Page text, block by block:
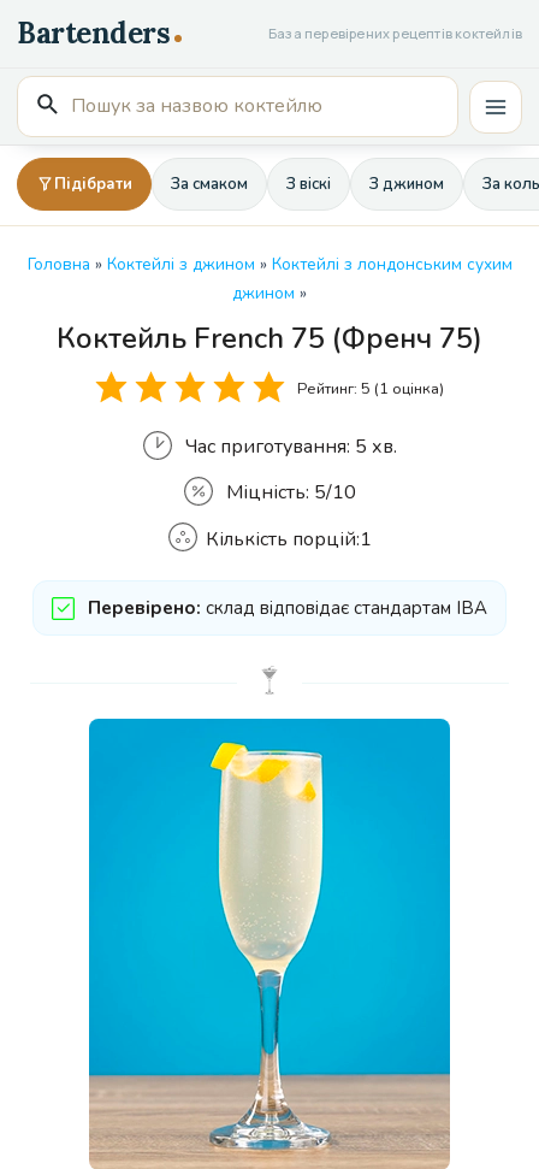
до
вмісту
База перевірених рецептів коктейлів
Пошук
для:
Підібрати За смаком З віскі З джином За
Головна » Коктейлі з джином » Коктейлі з лондонським сухим
джином »
Коктейль French 75 (Френч 75)
Рейтинг:5 (1 оцінка)
Час приготування: 5 хв.
Міцність: 5/10
Кількість
Кількість порцій:1
Перевірено: склад відповідає стандартам IBA